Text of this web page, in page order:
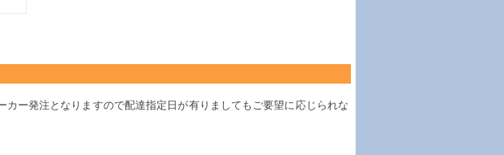
ー発注となりますので配達指定日が有りましてもご要望に応じられな